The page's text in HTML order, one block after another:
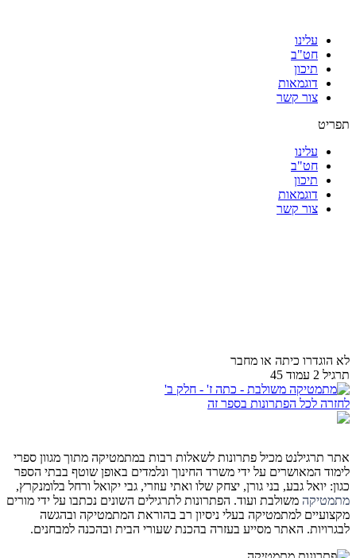
עלינו
חט"ב
תיכון
דוגמאות
צור קשר
תפריט
עלינו
חט"ב
תיכון
דוגמאות
צור קשר
לא הוגדרו כיתה או מחבר
תרגיל 2 עמוד 45
לחזרה לכל הפתרונות בספר זה
אתר תרגילנט מכיל פתרונות לשאלות רבות במתמטיקה מתוך מגוון ספרי
לימוד המאושרים על ידי משרד החינוך ונלמדים באופן שוטף בבתי הספר
כגון: יואל גבע, בני גורן, יצחק שלו ואתי עוזרי, גבי יקואל ורחל בלומנקרץ,
מתמטיקה משולבת ועוד. הפתרונות לתרגילים השונים נכתבו על ידי מורים
מקצועיים למתמטיקה בעלי ניסיון רב בהוראת המתמטיקה ובהגשה
לבגרויות. האתר מסייע בעזרה בהכנת שעורי הבית ובהכנה למבחנים.